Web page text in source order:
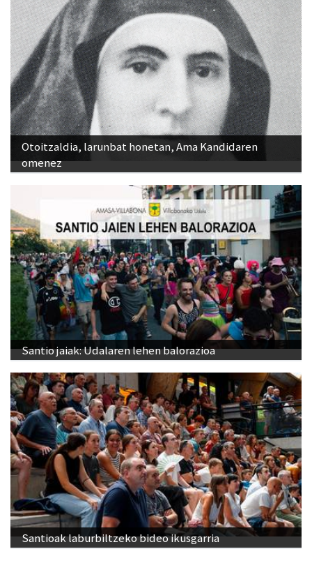
Otoitzaldia, larunbat honetan, Ama Kandidaren
omenez
Santio jaiak: Udalaren lehen balorazioa
Santioak laburbiltzeko bideo ikusgarria